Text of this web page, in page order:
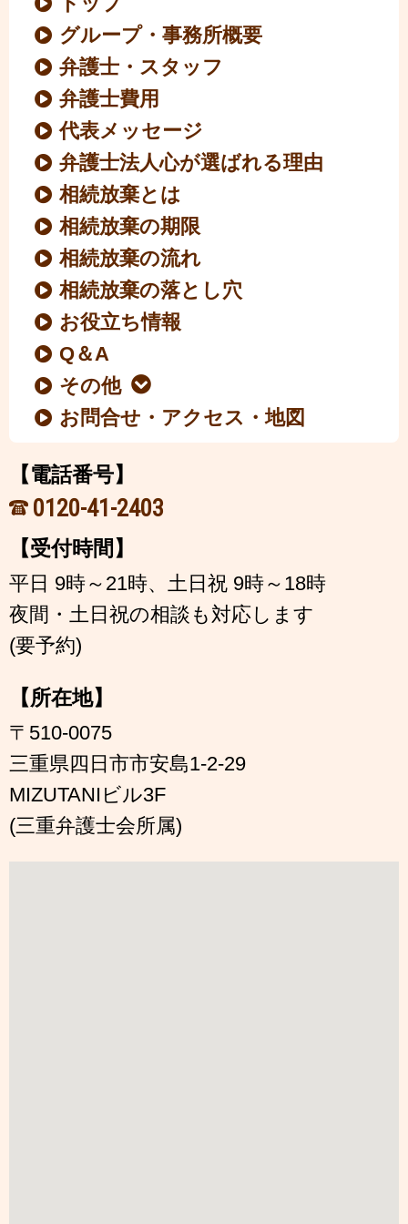
グループ・事務所概要
弁護士・スタッフ
弁護士費用
代表メッセージ
弁護士法人心が選ばれる理由
相続放棄とは
相続放棄の期限
相続放棄の流れ
相続放棄の落とし穴
お役立ち情報
Q＆A
その他
お問合せ・アクセス・地図
【電話番号】
0120-41-2403
【受付時間】
平日 9時～21時、土日祝 9時～18時
夜間・土日祝の相談も対応します
(要予約)
【所在地】
〒510-0075
三重県四日市市安島1-2-29
MIZUTANIビル3F
(三重弁護士会所属)